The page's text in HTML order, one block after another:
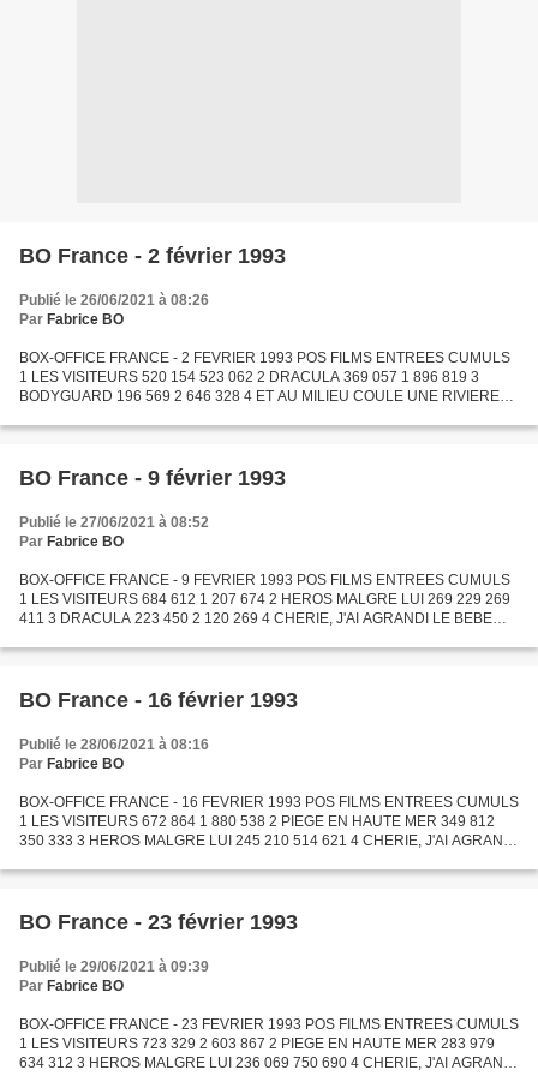
BO France - 2 février 1993
Publié le 26/06/2021 à 08:26
Par Fabrice BO
BOX-OFFICE FRANCE - 2 FEVRIER 1993 POS FILMS ENTREES CUMULS
1 LES VISITEURS 520 154 523 062 2 DRACULA 369 057 1 896 819 3
BODYGUARD 196 569 2 646 328 4 ET AU MILIEU COULE UNE RIVIERE
128...
BO France - 9 février 1993
Publié le 27/06/2021 à 08:52
Par Fabrice BO
BOX-OFFICE FRANCE - 9 FEVRIER 1993 POS FILMS ENTREES CUMULS
1 LES VISITEURS 684 612 1 207 674 2 HEROS MALGRE LUI 269 229 269
411 3 DRACULA 223 450 2 120 269 4 CHERIE, J'AI AGRANDI LE BEBE
165...
BO France - 16 février 1993
Publié le 28/06/2021 à 08:16
Par Fabrice BO
BOX-OFFICE FRANCE - 16 FEVRIER 1993 POS FILMS ENTREES CUMULS
1 LES VISITEURS 672 864 1 880 538 2 PIEGE EN HAUTE MER 349 812
350 333 3 HEROS MALGRE LUI 245 210 514 621 4 CHERIE, J'AI AGRANDI
DRACULA...
BO France - 23 février 1993
Publié le 29/06/2021 à 09:39
Par Fabrice BO
BOX-OFFICE FRANCE - 23 FEVRIER 1993 POS FILMS ENTREES CUMULS
1 LES VISITEURS 723 329 2 603 867 2 PIEGE EN HAUTE MER 283 979
634 312 3 HEROS MALGRE LUI 236 069 750 690 4 CHERIE, J'AI AGRANDI